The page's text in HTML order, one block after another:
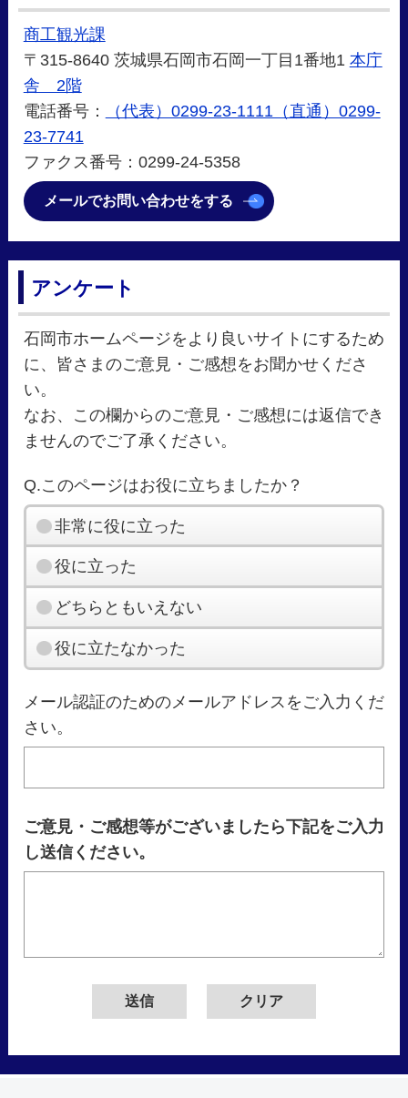
商工観光課
〒315-8640 茨城県石岡市石岡一丁目1番地1 本庁
舎 2階
電話番号：
（代表）0299-23-1111（直通）0299-
23-7741
ファクス番号：0299-24-5358
メールでお問い合わせをする
アンケート
石岡市ホームページをより良いサイトにするため
に、皆さまのご意見・ご感想をお聞かせくださ
い。
なお、この欄からのご意見・ご感想には返信でき
ませんのでご了承ください。
Q.このページはお役に立ちましたか？
非常に役に立った
役に立った
どちらともいえない
役に立たなかった
メール認証のためのメールアドレスをご入力くだ
さい。
ご意見・ご感想等がございましたら下記をご入力
し送信ください。